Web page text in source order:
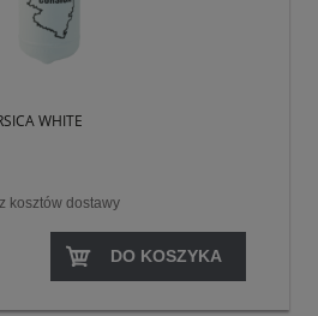
WHITE
kosztów dostawy
DO KOSZYKA